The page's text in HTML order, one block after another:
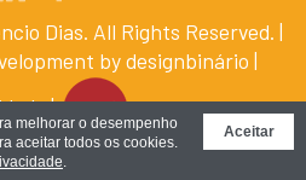
melhorar o desempenho
aceitar todos os cookies.
.
Aceitar
Dias. All Rights Reserved. |
bydesignbinário |
|